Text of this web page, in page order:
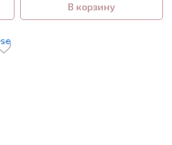
В корзину